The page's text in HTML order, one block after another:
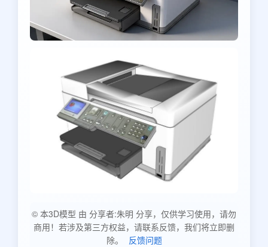
© 本3D模型 由 分享者:朱明 分享，仅供学习使用，请勿
商用！若涉及第三方权益，请联系反馈，我们将立即删
除。
反馈问题